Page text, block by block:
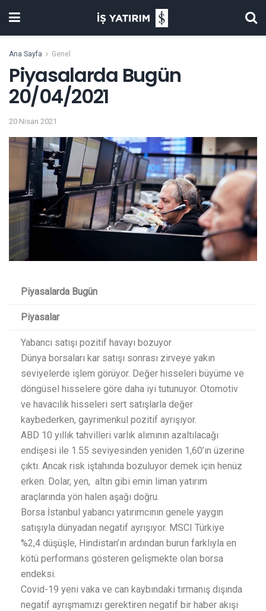
Ana Sayfa Genel
Piyasalarda Bugün
20/04/2021
20 Nisan 2021
Piyasalarda Bugün
Piyasalar
Yabancı satışı pozitif havayı bozuyor
Dünya borsaları kar satışı sonrası zirveye yakın
seviyelerde işlem görüyor. Değer hisseleri büyüme ve
döngüsel hisselere göre daha iyi tutunuyor. Otomotiv
ve havacılık hisseleri sert satışlarla değer
kaybederken, gayrimenkul pozitif ayrışıyor.
ABD 10 yıllık tahvilleri varlık alımının azaltılacağı
endişesi ile 1.55 seviyesinden yeniden 1,60’ın üzerine
çıktı. Ancak risk iştahında bozuluyor demek için henüz
erken. Dolar, yen, altın gibi emin liman yatırım
araçlarında yön halen aşağı doğru.
Borsa İstanbul yabancı yatırımcının genele yaygın
satışıyla dünyadan negatif ayrışıyor. MSCI Türkiye
%2,4 düşüşle, Hindistan’ın ardından burun farklıyla en
kötü performans gösteren gelişmekte olan borsa
endeksi.
Covid-19 yeni vaka ve can kaybındaki tırmanış dışında
negatif ayrışmamızı gerektiren negatif bir haber akışı